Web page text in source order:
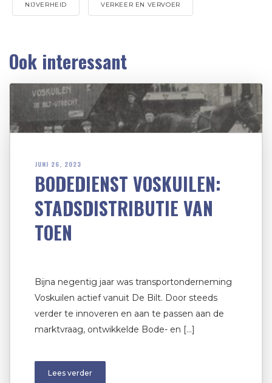
NIJVERHEID VERKEER EN VERVOER
Ook interessant
JUNI 26, 2023
BODEDIENST VOSKUILEN:
STADSDISTRIBUTIE VAN
TOEN
Bijna negentig jaar was transportonderneming
Voskuilen actief vanuit De Bilt. Door steeds
verder te innoveren en aan te passen aan de
marktvraag, ontwikkelde Bode- en […]
Lees verder